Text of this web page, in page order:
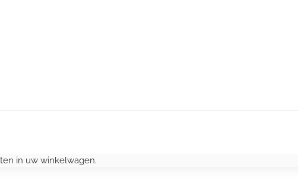
in uw winkelwagen.